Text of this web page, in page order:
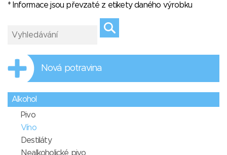
* Informace jsou převzaté z etikety daného výrobku
Nová potravina
Alkohol
Pivo
Víno
Destiláty
Nealkoholické pivo